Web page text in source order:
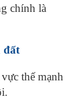
chính là
đất
thế mạnh